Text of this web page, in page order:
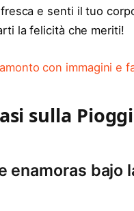
e senti il ​​tuo
la felicità che meriti!
con immagini e
sulla
enamoras bajo